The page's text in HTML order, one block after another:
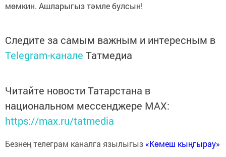
мөмкин. Ашларыгыз тәмле булсын!
Следите за самым важным и интересным в
Telegram-канале Татмедиа
Читайте новости Татарстана в
национальном мессенджере MАХ:
https://max.ru/tatmedia
Безнең телеграм каналга язылыгыз «Көмеш кыңгырау»